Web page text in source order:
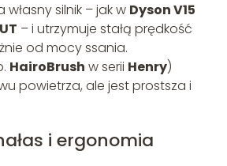
silnik – jak w Dyson V15
– i utrzymuje stałą prędkość
od mocy ssania.
HairoBrush w serii Henry)
powietrza, ale jest prostsza i
i ergonomia